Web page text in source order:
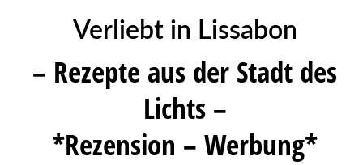
Verliebt in Lissabon
– Rezepte aus der Stadt des
Lichts –
*Rezension – Werbung*